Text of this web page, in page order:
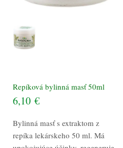
Repíková bylinná masť 50ml
6,10 €
Bylinná masť s extraktom z
repíka lekárskeho 50 ml. Má